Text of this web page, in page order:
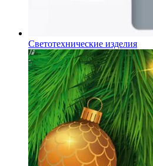
Светотехнические изделия